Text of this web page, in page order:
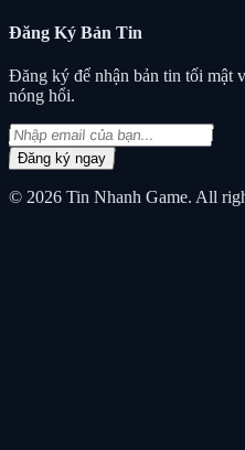
Đăng Ký Bản Tin
Đăng ký để nhận bản tin tối mật
nóng hổi.
Đăng ký ngay
© 2026 Tin Nhanh Game. All